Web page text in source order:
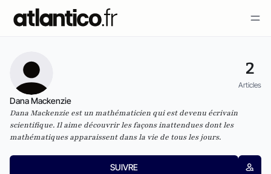
2
Articles
Dana Mackenzie
Dana Mackenzie est un mathématicien qui est devenu écrivain
scientifique. Il aime découvrir les façons inattendues dont les
mathématiques apparaissent dans la vie de tous les jours.
SUIVRE